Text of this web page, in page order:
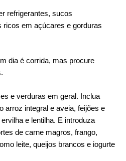
refrigerantes, sucos
ricos em açúcares e gorduras
dia é corrida, mas procure
e verduras em geral. Inclua
arroz integral e aveia, feijões e
e lentilha. E introduza
de carne magros, frango,
leite, queijos brancos e iogurte